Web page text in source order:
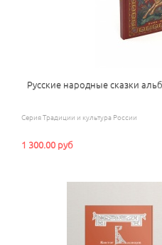
Русские народные сказки
Серия Традиции и культура России
1 300.00 руб